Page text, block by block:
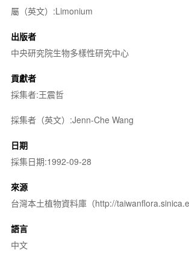
屬（英文）:Limonium
出版者
中央研究院生物多樣性研究中心
貢獻者
採集者:王震哲
採集者（英文）:Jenn-Che Wang
日期
採集日期:1992-09-28
來源
台灣本土植物資料庫（http://
語言
中文